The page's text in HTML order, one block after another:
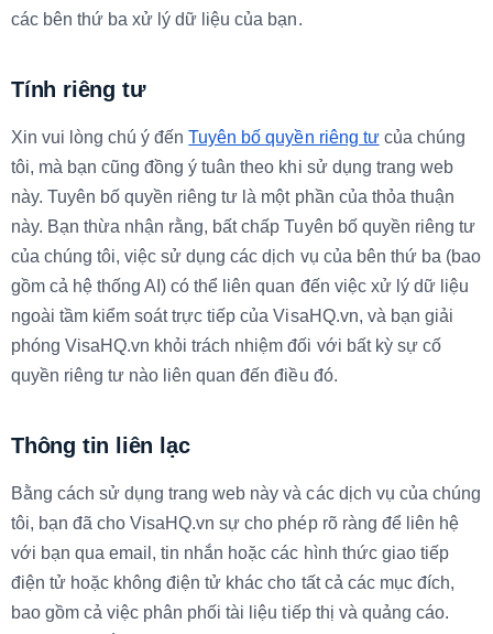
các bên thứ ba xử lý dữ liệu của bạn.
Tính riêng tư
Xin vui lòng chú ý đếnTuyên bố quyền riêng tưcủa chúng
tôi, mà bạn cũng đồng ý tuân theo khi sử dụng trang web
này. Tuyên bố quyền riêng tư là một phần của thỏa thuận
này. Bạn thừa nhận rằng, bất chấp Tuyên bố quyền riêng tư
của chúng tôi, việc sử dụng các dịch vụ của bên thứ ba (bao
gồm cả hệ thống AI) có thể liên quan đến việc xử lý dữ liệu
ngoài tầm kiểm soát trực tiếp của VisaHQ.vn, và bạn giải
phóng VisaHQ.vn khỏi trách nhiệm đối với bất kỳ sự cố
quyền riêng tư nào liên quan đến điều đó.
Thông tin liên lạc
Bằng cách sử dụng trang web này và các dịch vụ của chúng
tôi, bạn đã cho VisaHQ.vn sự cho phép rõ ràng để liên hệ
với bạn qua email, tin nhắn hoặc các hình thức giao tiếp
điện tử hoặc không điện tử khác cho tất cả các mục đích,
bao gồm cả việc phân phối tài liệu tiếp thị và quảng cáo.